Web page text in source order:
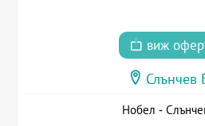
виж
Слънчев
Нобел -